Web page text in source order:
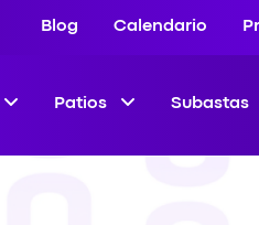
Blog Calendario
Patios Subastas